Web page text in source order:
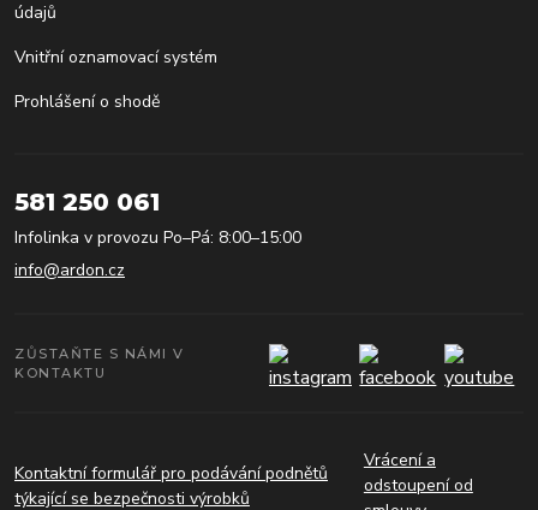
údajů
Vnitřní oznamovací systém
Prohlášení o shodě
581 250 061
Infolinka v provozu Po–Pá: 8:00–15:00
info@ardon.cz
ZŮSTAŇTE S NÁMI V
KONTAKTU
Kontaktní formulář pro podávání podnětů
týkající se bezpečnosti výrobků
Vrácení a
odstoupení od